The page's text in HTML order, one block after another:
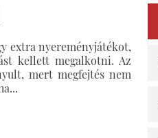
extra nyereményjátékot,
kellett megalkotni. Az
mert megfejtés nem